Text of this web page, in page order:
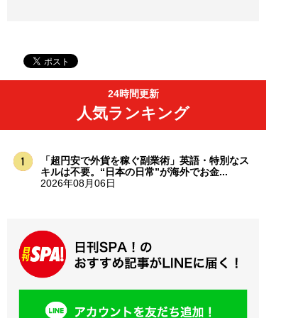
24時間更新
人気ランキング
「超円安で外貨を稼ぐ副業術」英語・特別なス
キルは不要。“日本の日常”が海外でお金...
2026年08月06日